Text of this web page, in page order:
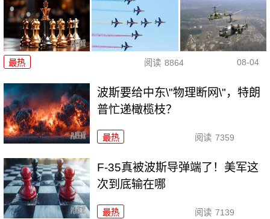
最热 阅读 8864 08-04
波斯要给中东\"物理断网\"，特朗
普忙递橄榄枝？
最热 阅读 7359
F-35真被波斯导弹端了！美军这
次到底输在哪
最热 阅读 7139